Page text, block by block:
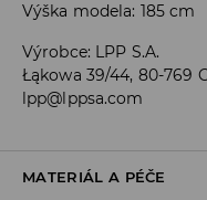
Výška modela: 185 cm
Výrobce: LPP S.A.
Łąkowa 39/44, 80-769
lpp@lppsa.com
MATERIÁL A PÉČE